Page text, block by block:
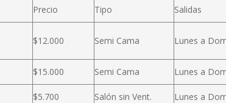
Precio Tipo Salidas
$12.000 Semi Cama Lunes a
$15.000 Semi Cama Lunes a
$5.700 Salón sin Vent. Lunes a